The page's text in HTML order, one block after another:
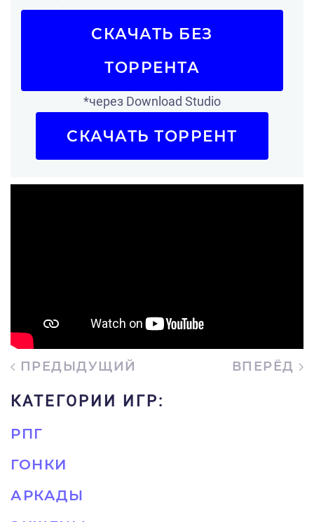
СКАЧАТЬ БЕЗ
ТОРРЕНТА
*через Download Studio
СКАЧАТЬ ТОРРЕНТ
ПРЕДЫДУЩИЙ ВПЕРЁД
КАТЕГОРИИ ИГР:
РПГ
ГОНКИ
АРКАДЫ